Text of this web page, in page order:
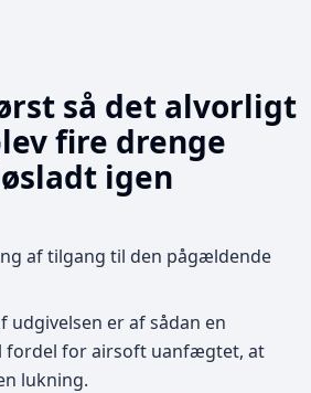
så det alvorligt
fire drenge
igen
af tilgang til den pågældende
udgivelsen er af sådan en
fordel for airsoft uanfægtet, at
lukning.